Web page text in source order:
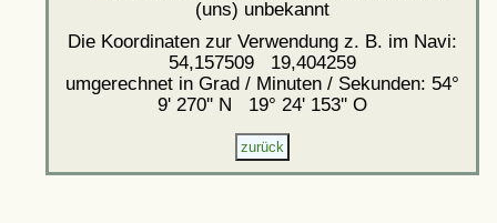
(uns) unbekannt
Die Koordinaten zur Verwendung z. B. im Navi:
54,157509 19,404259
umgerechnet in Grad / Minuten / Sekunden: 54°
9' 270'' N 19° 24' 153'' O